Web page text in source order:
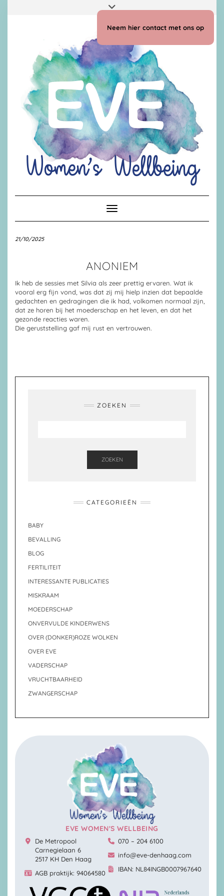
Neem hier contact met ons op
Toggle navigatie
21/10/2025
ANONIEM
Ik heb de sessies met Silvia als zeer prettig ervaren. Wat ik
vooral erg fijn vond, was dat zij mij hielp inzien dat bepaalde
gedachten en gedragingen die ik had, volkomen normaal zijn,
dat ze horen bij het moederschap en het leven, en dat het
gezonde reacties waren.
Die geruststelling gaf mij rust en vertrouwen.
ZOEKEN
ZOEKEN
CATEGORIEËN
BABY
BEVALLING
BLOG
FERTILITEIT
INTERESSANTE PUBLICATIES
MISKRAAM
MOEDERSCHAP
ONVERVULDE KINDERWENS
OVER (DONKER)ROZE WOLKEN
OVER EVE
VADERSCHAP
VRUCHTBAARHEID
ZWANGERSCHAP
EVE WOMEN'S WELLBEING
De Metropool
Carnegielaan 6
2517 KH Den Haag
AGB praktijk: 94064580
070 – 204 6100
info@eve-denhaag.com
IBAN: NL84INGB0007967640